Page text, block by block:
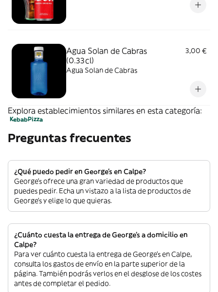
Agua Solan de Cabras
(0.33cl)
3,00 €
Agua Solan de Cabras
Explora establecimientos similares en esta categoría:
KebabPizza
Preguntas frecuentes
¿Qué puedo pedir en George's en Calpe?
George's ofrece una gran variedad de productos que
puedes pedir. Echa un vistazo a la lista de productos de
George's y elige lo que quieras.
¿Cuánto cuesta la entrega de George's a domicilio en
Calpe?
Para ver cuánto cuesta la entrega de George's en Calpe,
consulta los gastos de envío en la parte superior de la
página. También podrás verlos en el desglose de los costes
antes de completar el pedido.